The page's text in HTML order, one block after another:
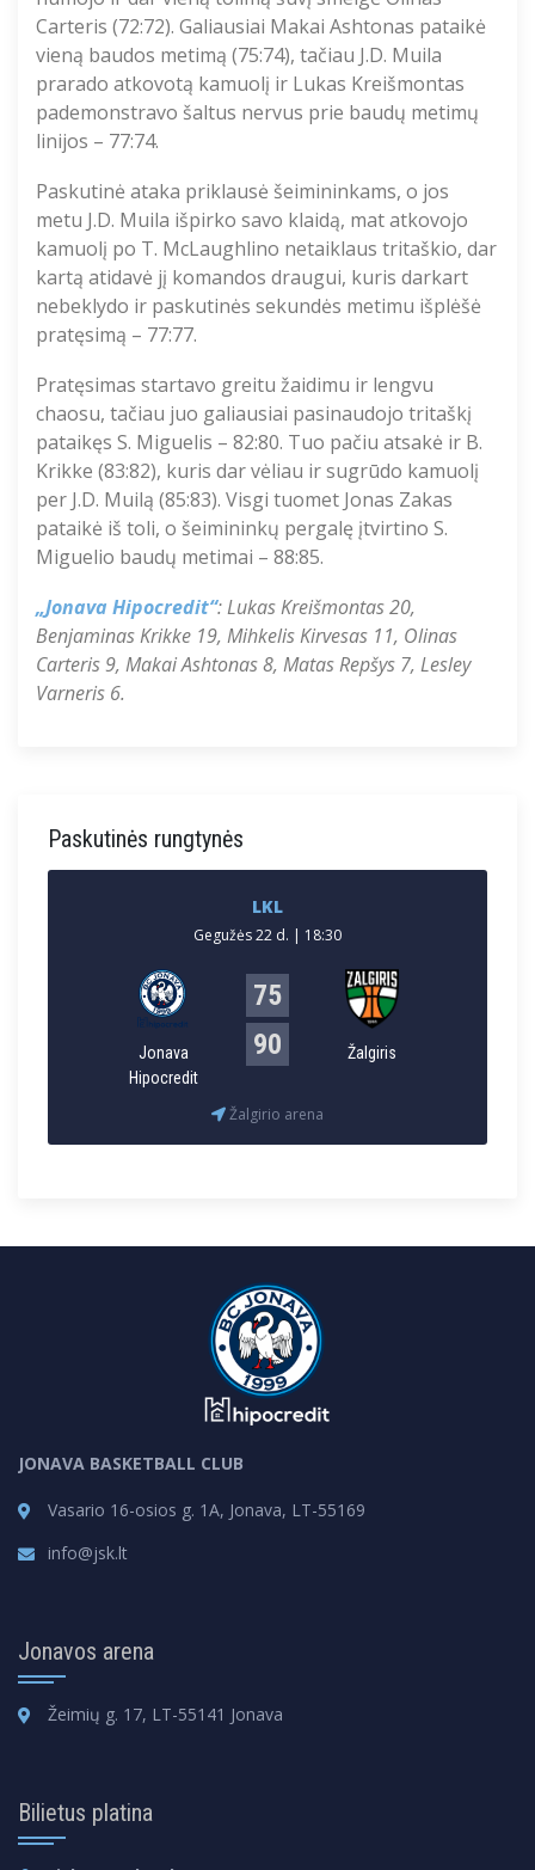
Carteris (72:72). Galiausiai Makai Ashtonas pataikė
vieną baudos metimą (75:74), tačiau J.D. Muila
prarado atkovotą kamuolį ir Lukas Kreišmontas
pademonstravo šaltus nervus prie baudų metimų
linijos – 77:74.
Paskutinė ataka priklausė šeimininkams, o jos
metu J.D. Muila išpirko savo klaidą, mat atkovojo
kamuolį po T. McLaughlino netaiklaus tritaškio, dar
kartą atidavė jį komandos draugui, kuris darkart
nebeklydo ir paskutinės sekundės metimu išplėšė
pratęsimą – 77:77.
Pratęsimas startavo greitu žaidimu ir lengvu
chaosu, tačiau juo galiausiai pasinaudojo tritaškį
pataikęs S. Miguelis – 82:80. Tuo pačiu atsakė ir B.
Krikke (83:82), kuris dar vėliau ir sugrūdo kamuolį
per J.D. Muilą (85:83). Visgi tuomet Jonas Zakas
pataikė iš toli, o šeimininkų pergalę įtvirtino S.
Miguelio baudų metimai – 88:85.
„Jonava Hipocredit“: Lukas Kreišmontas 20,
Benjaminas Krikke 19, Mihkelis Kirvesas 11, Olinas
Carteris 9, Makai Ashtonas 8, Matas Repšys 7, Lesley
Varneris 6.
Paskutinės rungtynės
LKL
Gegužės 22 d. | 18:30
Jonava
Hipocredit
75
90
Žalgiris
Žalgirio arena
JONAVA BASKETBALL CLUB
Vasario 16-osios g. 1A, Jonava, LT-55169
info@jsk.lt
Jonavos arena
Žeimių g. 17, LT-55141 Jonava
Bilietus platina